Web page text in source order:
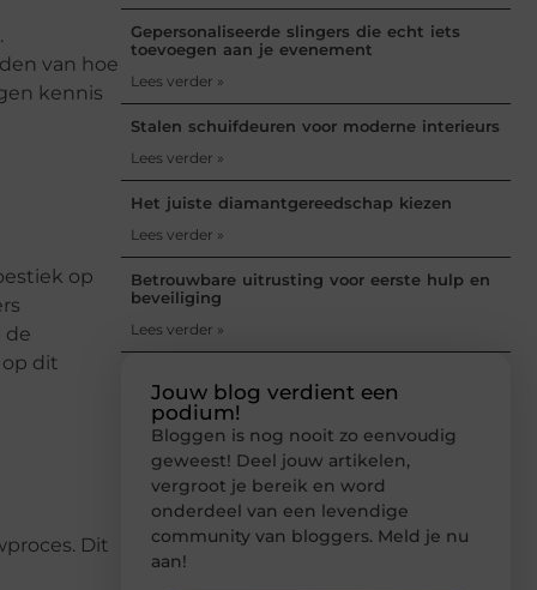
van hoe
kennis
op
de
dit
Dit
Gepersonaliseerde slingers die echt iets
toevoegen aan je evenement
Lees verder »
Stalen schuifdeuren voor moderne interieurs
Lees verder »
Het juiste diamantgereedschap kiezen
Lees verder »
Betrouwbare uitrusting voor eerste hulp en
beveiliging
Lees verder »
Jouw blog verdient een
podium!
Bloggen is nog nooit zo eenvoudig
geweest! Deel jouw artikelen,
vergroot je bereik en word
onderdeel van een levendige
community van bloggers. Meld je nu
aan!